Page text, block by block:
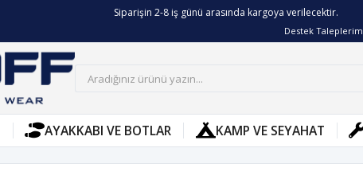
Siparişin 2-8 iş günü arasında kargoya verilecektir.
Destek Taleplerim
AYAKKABI VE BOTLAR KAMP VE SEYAHAT